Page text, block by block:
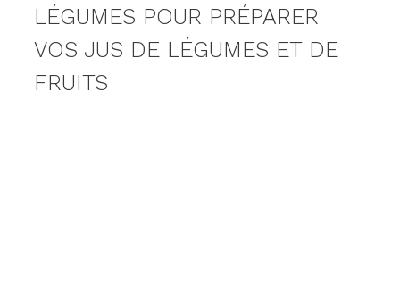
LÉGUMES POUR PRÉPARER
VOS JUS DE LÉGUMES ET DE
FRUITS